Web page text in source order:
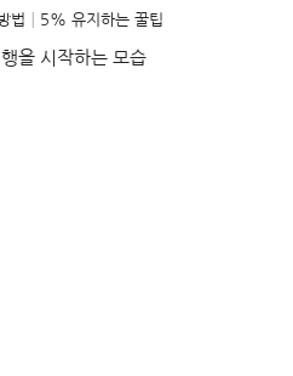
법│5% 유지하는 꿀팁